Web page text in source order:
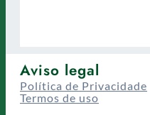
Aviso legal
Política de Privacidade
Termos de uso